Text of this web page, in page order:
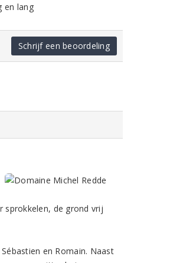
en lang
Schrijf een beoordeling
sprokkelen, de grond vrij
en Romain. Naast